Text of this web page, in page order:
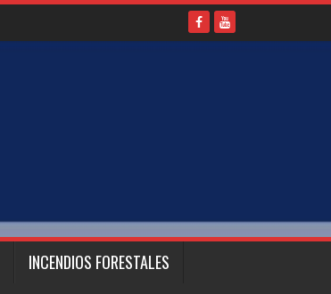
INCENDIOS FORESTALES